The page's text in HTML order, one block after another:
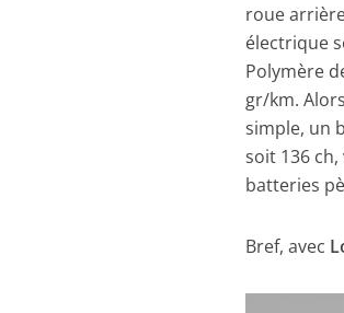
roue
électrique
Polymère
gr/km.
simple, un
soit 136 ch,
batteries
Bref, avec